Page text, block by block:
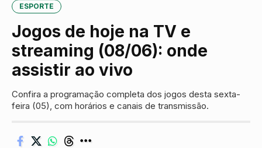
ESPORTE
Jogos de hoje na TV e
streaming (08/06): onde
assistir ao vivo
Confira a programação completa dos jogos desta sexta-
feira (05), com horários e canais de transmissão.